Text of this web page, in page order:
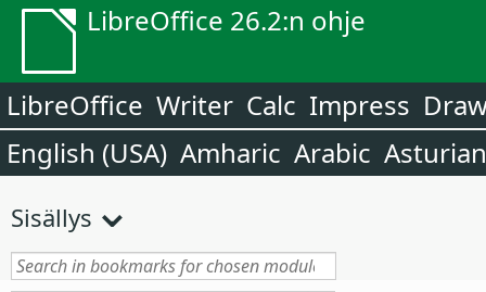
LibreOffice 26.2:n ohje
LibreOffice Writer Calc Impress
English (USA) Amharic Arabic Asturian
Sisällys